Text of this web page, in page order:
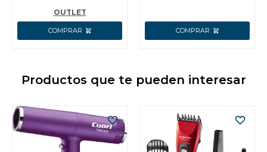
OUTLET
Productos que te pueden interesar